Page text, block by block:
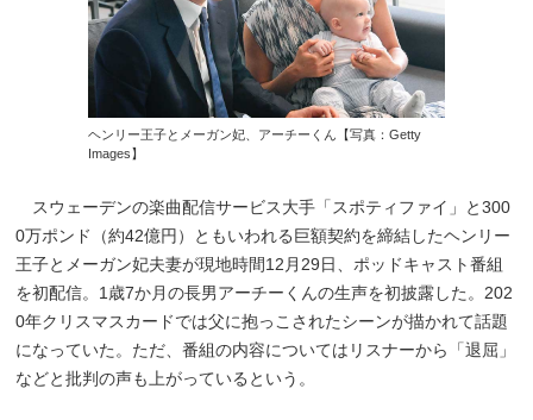
ヘンリー王子とメーガン妃、アーチーくん【写真：Getty
Images】
スウェーデンの楽曲配信サービス大手「スポティファイ」と300
0万ポンド（約42億円）ともいわれる巨額契約を締結したヘンリー
王子とメーガン妃夫妻が現地時間12月29日、ポッドキャスト番組
を初配信。1歳7か月の長男アーチーくんの生声を初披露した。202
0年クリスマスカードでは父に抱っこされたシーンが描かれて話題
になっていた。ただ、番組の内容についてはリスナーから「退屈」
などと批判の声も上がっているという。